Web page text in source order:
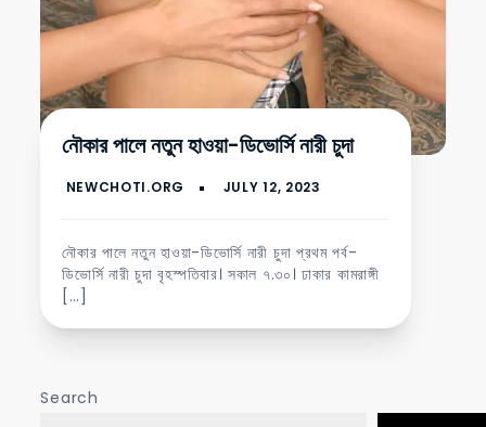
নৌকার পালে নতুন হাওয়া-ডিভোর্সি নারী চুদা
নৌকার পালে নতুন হাওয়া-ডিভোর্সি নারী চুদা প্রথম পর্ব-
ডিভোর্সি নারী চুদা বৃহস্পতিবার। সকাল ৭.৩০। ঢাকার কামরাঙ্গী
[…]
Search